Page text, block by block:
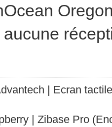
| Ecran
| Zibase Pro